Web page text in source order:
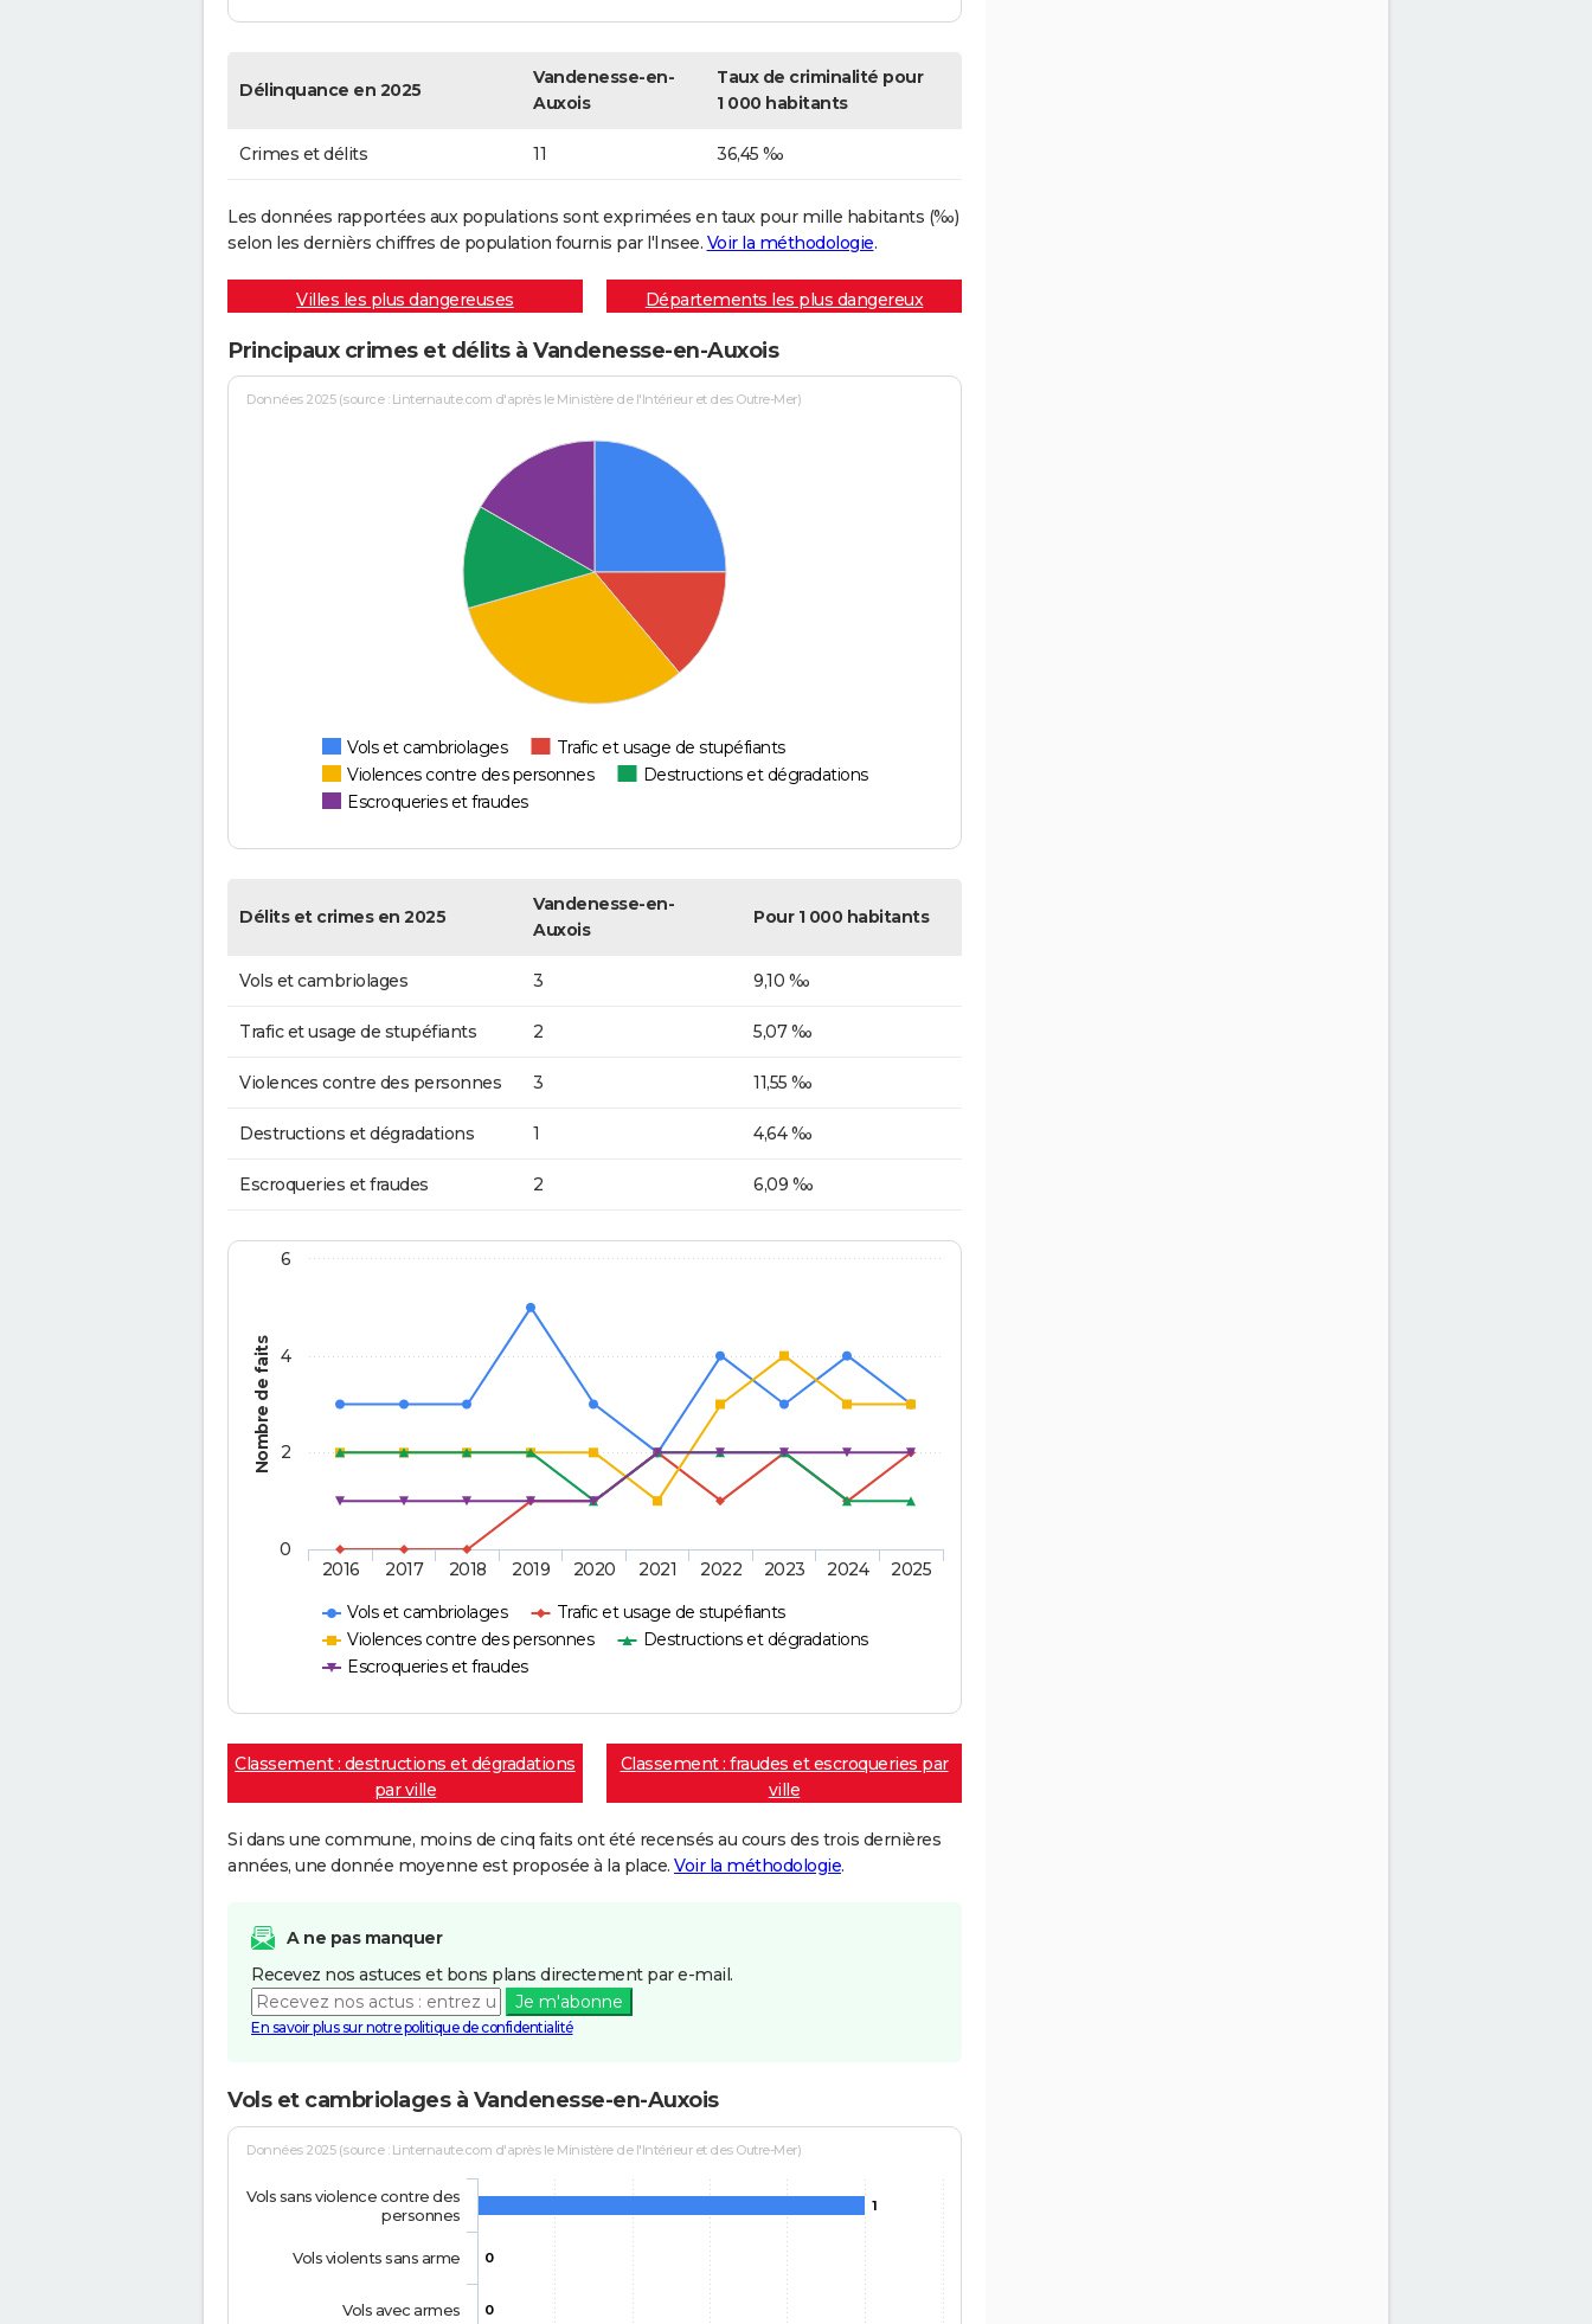
Délinquance en 2025
Vandenesse-en-
Auxois
Taux de criminalité pour
1 000 habitants
Crimes et délits 11 36,45 ‰
Les données rapportées aux populations sont exprimées en taux pour mille habitants (‰)
selon les dernièrs chiffres de population fournis par l'Insee. Voir la méthodologie.
Villes les plus dangereuses Départements les plus dangereux
Principaux crimes et délits à Vandenesse-en-Auxois
Données 2025 (source : Linternaute.com d'après le Ministère de l'Intérieur et des Outre-Mer)
Vols et cambriolages
Trafic et usage de stupéfiants
Violences contre des personnes
Destructions et dégradations
Escroqueries et fraudes
Délits et crimes en 2025
Vandenesse-en-
Auxois
Pour 1 000 habitants
Vols et cambriolages 3 9,10 ‰
Trafic et usage de stupéfiants 2 5,07 ‰
Violences contre des personnes 3 11,55 ‰
Destructions et dégradations 1 4,64 ‰
Escroqueries et fraudes 2 6,09 ‰
Nombre de faits
Vols et cambriolages
Trafic et usage de stupéfiants
Violences contre des personnes
Destructions et dégradations
Escroqueries et fraudes
2016 2017 2018 2019 2020 2021 2022 2023 2024 2025
0
2
4
6
Classement : destructions et dégradations
par ville
Classement : fraudes et escroqueries par
ville
Si dans une commune, moins de cinq faits ont été recensés au cours des trois dernières
années, une donnée moyenne est proposée à la place. Voir la méthodologie.
A ne pas manquer
Recevez nos astuces et bons plans directement par e-mail.
Je m'abonne
En savoir plus sur notre politique de confidentialité
Vols et cambriolages à Vandenesse-en-Auxois
Données 2025 (source : Linternaute.com d'après le Ministère de l'Intérieur et des Outre-Mer)
1
0
0
Vols sans violence contre des
personnes
Vols violents sans arme
Vols avec armes